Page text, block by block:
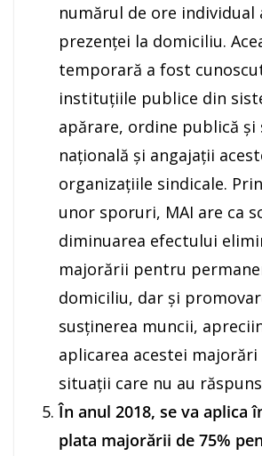
numărul de ore individual
prezenţei la domiciliu.
temporară a fost
instituţiile publice din
apărare, ordine publică şi
naţională şi angajaţii
organizaţiile sindicale.
unor sporuri, MAI are ca
diminuarea efectului
majorării pentru
domiciliu, dar și
susținerea muncii,
aplicarea acestei
situații care nu au
În anul 2018, se va aplica
plata majorării de 75%